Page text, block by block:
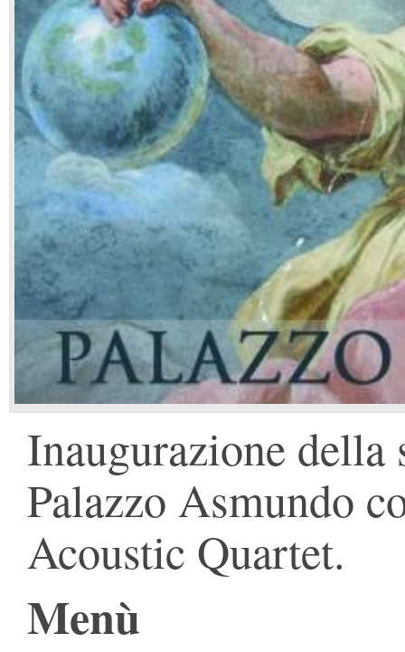
Inaugurazione della
Palazzo Asmundo
Acoustic Quartet.
Menù